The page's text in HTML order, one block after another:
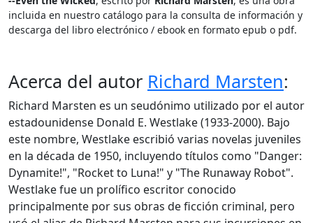
incluida en nuestro catálogo para la consulta de información y
descarga del libro electrónico / ebook en formato epub o pdf.
Acerca del autor Richard Marsten:
Richard Marsten es un seudónimo utilizado por el autor
estadounidense Donald E. Westlake (1933-2000). Bajo
este nombre, Westlake escribió varias novelas juveniles
en la década de 1950, incluyendo títulos como "Danger:
Dynamite!", "Rocket to Luna!" y "The Runaway Robot".
Westlake fue un prolífico escritor conocido
principalmente por sus obras de ficción criminal, pero